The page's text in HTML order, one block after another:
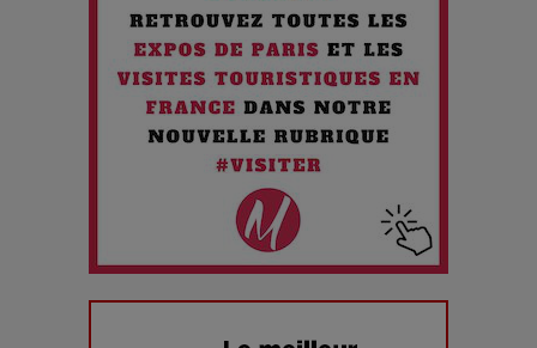
Chien 51 - Quand l’IA prend le pouvoir : une plongée dans un
futur troublant
Maïra Kerey, la “voix d’or du Kazakhstan”, célèbre ses 30
ans de carrière à la Salle Gaveau
Les dessous de la fast fashion : un désastre écologique en